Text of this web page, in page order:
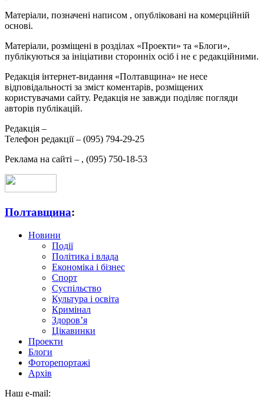
Матеріали, позначені написом , опубліковані на комерційній
основі.
Матеріали, розміщені в розділах «Проекти» та «Блоги»,
публікуються за ініціативи сторонніх осіб і не є редакційними.
Редакція інтернет-видання «Полтавщина» не несе
відповідальності за зміст коментарів, розміщених
користувачами сайту. Редакція не завжди поділяє погляди
авторів публікацій.
Редакція –
Телефон редакції – (095) 794-29-25
Реклама на сайті – , (095) 750-18-53
Полтавщина:
Новини
Події
Політика і влада
Економіка і бізнес
Спорт
Суспільство
Культура і освіта
Кримінал
Здоров’я
Цікавинки
Проекти
Блоги
Фоторепортажі
Архів
Наш e-mail: